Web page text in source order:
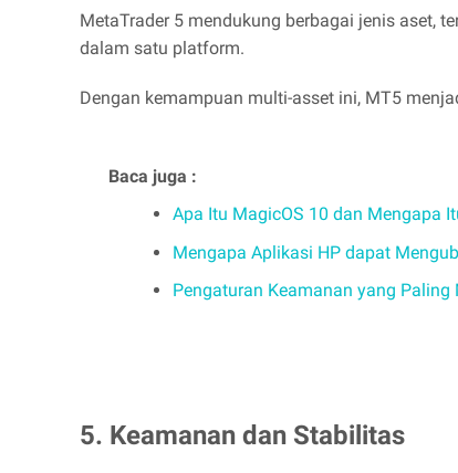
MetaTrader 5 mendukung berbagai jenis aset,
dalam satu platform.
Dengan kemampuan multi-asset ini, MT5
Baca juga :
Apa Itu MagicOS 10 dan Mengapa
Mengapa Aplikasi HP dapat
Pengaturan Keamanan yang
5. Keamanan dan Stabilitas